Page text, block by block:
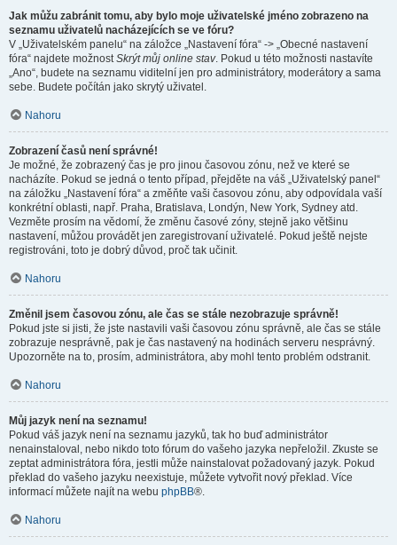
Jak můžu zabránit tomu, aby bylo moje uživatelské jméno zobrazeno na
seznamu uživatelů nacházejících se ve fóru?
V „Uživatelském panelu“ na záložce „Nastavení fóra“ -> „Obecné nastavení
fóra“ najdete možnostSkrýt můj online stav. Pokud u této možnosti nastavíte
„Ano“, budete na seznamu viditelní jen pro administrátory, moderátory a sama
sebe. Budete počítán jako skrytý uživatel.
Nahoru
Zobrazení časů není správné!
Je možné, že zobrazený čas je pro jinou časovou zónu, než ve které se
nacházíte. Pokud se jedná o tento případ, přejděte na váš „Uživatelský panel“
na záložku „Nastavení fóra“ a změňte vaši časovou zónu, aby odpovídala vaší
konkrétní oblasti, např. Praha, Bratislava, Londýn, New York, Sydney atd.
Vezměte prosím na vědomí, že změnu časové zóny, stejně jako většinu
nastavení, můžou provádět jen zaregistrovaní uživatelé. Pokud ještě nejste
registrováni, toto je dobrý důvod, proč tak učinit.
Nahoru
Změnil jsem časovou zónu, ale čas se stále nezobrazuje správně!
Pokud jste si jisti, že jste nastavili vaši časovou zónu správně, ale čas se stále
zobrazuje nesprávně, pak je čas nastavený na hodinách serveru nesprávný.
Upozorněte na to, prosím, administrátora, aby mohl tento problém odstranit.
Nahoru
Můj jazyk není na seznamu!
Pokud váš jazyk není na seznamu jazyků, tak ho buď administrátor
nenainstaloval, nebo nikdo toto fórum do vašeho jazyka nepřeložil. Zkuste se
zeptat administrátora fóra, jestli může nainstalovat požadovaný jazyk. Pokud
překlad do vašeho jazyku neexistuje, můžete vytvořit nový překlad. Více
informací můžete najít na webu phpBB®.
Nahoru